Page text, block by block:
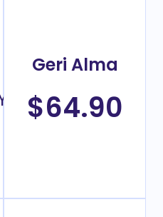
Geri Alma
$64.90